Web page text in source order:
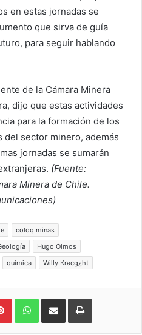
en estas jornadas se
que sirva de guía
para seguir hablando
de la Cámara Minera
dijo que estas actividades
para la formación de los
sector minero, además
jornadas se sumarán
(Fuente:
Minera de Chile.
coloq minas
Hugo Olmos
química Willy Kracg¿ht
Pinterest WhatsApp